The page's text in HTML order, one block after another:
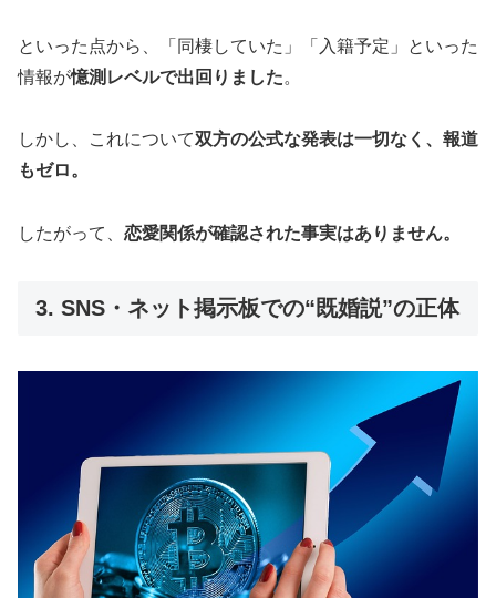
といった点から、「同棲していた」「入籍予定」といった
情報が憶測レベルで出回りました。
しかし、これについて双方の公式な発表は一切なく、報道
もゼロ。
したがって、 恋愛関係が確認された事実はありません。
3. SNS・ネット掲示板での“既婚説”の正体